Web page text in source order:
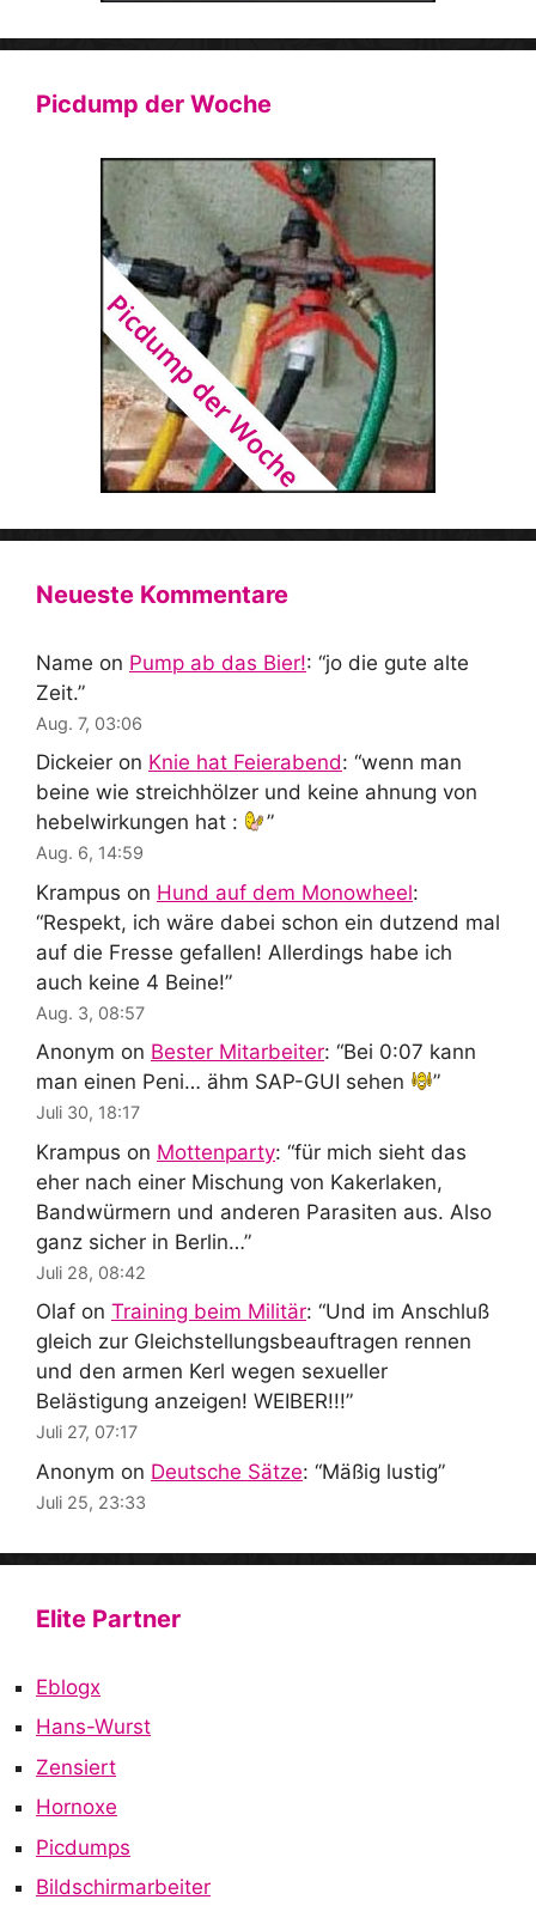
Picdump der Woche
Neueste Kommentare
Name on Pump ab das Bier!: “jo die gute alte
Zeit.”
Aug. 7, 03:06
Dickeier on Knie hat Feierabend: “wenn man
beine wie streichhölzer und keine ahnung von
hebelwirkungen hat :
”
Aug. 6, 14:59
Krampus on Hund auf dem Monowheel:
“Respekt, ich wäre dabei schon ein dutzend mal
auf die Fresse gefallen! Allerdings habe ich
auch keine 4 Beine!”
Aug. 3, 08:57
Anonym on Bester Mitarbeiter: “Bei 0:07 kann
man einen Peni… ähm SAP-GUI sehen
”
Juli 30, 18:17
Krampus on Mottenparty: “für mich sieht das
eher nach einer Mischung von Kakerlaken,
Bandwürmern und anderen Parasiten aus. Also
ganz sicher in Berlin…”
Juli 28, 08:42
Olaf on Training beim Militär: “Und im Anschluß
gleich zur Gleichstellungsbeauftragen rennen
und den armen Kerl wegen sexueller
Belästigung anzeigen! WEIBER!!!”
Juli 27, 07:17
Anonym on Deutsche Sätze: “Mäßig lustig”
Juli 25, 23:33
Elite Partner
Eblogx
Hans-Wurst
Zensiert
Hornoxe
Picdumps
Bildschirmarbeiter